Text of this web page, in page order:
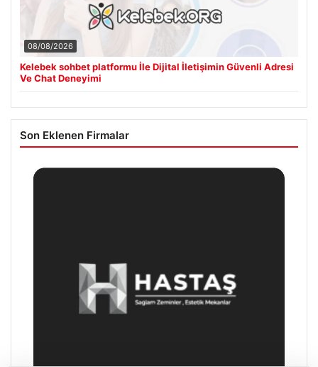
08/08/2026
Kelebek sohbet platformu İle Dijital İletişimin Güvenli Adresi
Ve Chat Deneyimi
Son Eklenen Firmalar